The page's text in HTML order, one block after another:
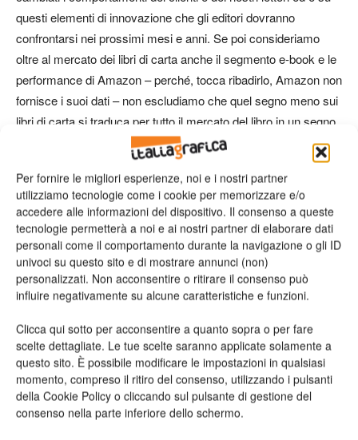
Per fornire le migliori esperienze, noi e i nostri partner
utilizziamo tecnologie come i cookie per memorizzare e/o
accedere alle informazioni del dispositivo. Il consenso a queste
tecnologie permetterà a noi e ai nostri partner di elaborare dati
personali come il comportamento durante la navigazione o gli ID
univoci su questo sito e di mostrare annunci (non)
personalizzati. Non acconsentire o ritirare il consenso può
influire negativamente su alcune caratteristiche e funzioni.
Clicca qui sotto per acconsentire a quanto sopra o per fare
scelte dettagliate. Le tue scelte saranno applicate solamente a
questo sito. È possibile modificare le impostazioni in qualsiasi
momento, compreso il ritiro del consenso, utilizzando i pulsanti
della Cookie Policy o cliccando sul pulsante di gestione del
consenso nella parte inferiore dello schermo.
questi elementi di innovazione che gli editori dovranno
confrontarsi nei prossimi mesi e anni. Se poi consideriamo
oltre al mercato dei libri di carta anche il segmento e-book e le
performance di Amazon – perché, tocca ribadirlo, Amazon non
fornisce i suoi dati – non escludiamo che quel segno meno sui
libri di carta si traduca per tutto il mercato del libro in un segno
più. Se così fosse, sarebbe una vittoria di tutti. Così come è
una vittoria per tutti il fatto che uno dei nostri pilastri più
importanti, quello delle librerie indipendenti, sia oggi in crescita,
tanto da contribuire a invertire la tendenza».